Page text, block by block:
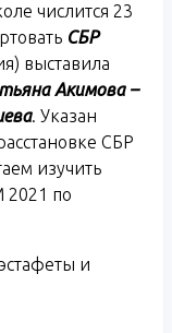
числится 23
СБР
выставила
Акимова –
. Указан
СБР
изучить
2021 по
и